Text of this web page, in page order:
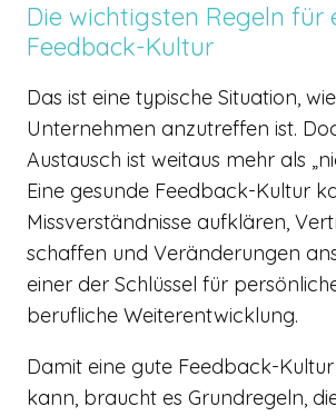
Die wichtigsten Regeln für
Feedback-Kultur
Das ist eine typische Situation,
Unternehmen anzutreffen ist.
Austausch ist weitaus mehr als
Eine gesunde Feedback-Kultur
Missverständnisse aufklären,
schaffen und Veränderungen
einer der Schlüssel für
berufliche Weiterentwicklung.
Damit eine gute Feedback-
kann, braucht es Grundregeln,